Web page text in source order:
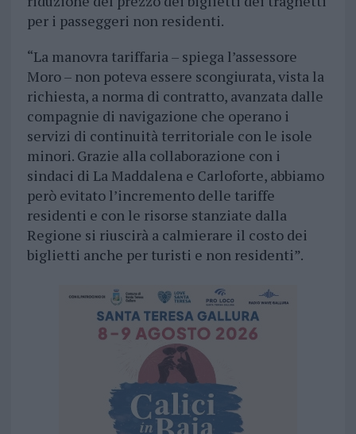
per i passeggeri non residenti.
“La manovra tariffaria – spiega l’assessore
Moro – non poteva essere scongiurata, vista la
richiesta, a norma di contratto, avanzata dalle
compagnie di navigazione che operano i
servizi di continuità territoriale con le isole
minori. Grazie alla collaborazione con i
sindaci di La Maddalena e Carloforte, abbiamo
però evitato l’incremento delle tariffe
residenti e con le risorse stanziate dalla
Regione si riuscirà a calmierare il costo dei
biglietti anche per turisti e non residenti”.